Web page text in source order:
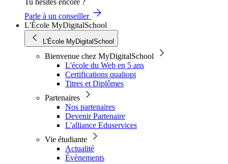
Tu hésites encore ?
Parle à un conseiller
L'École MyDigitalSchool
L'École MyDigitalSchool
Bienvenue chez MyDigitalSchool
L'école du Web en 5 ans
Certifications qualiopi
Titres et Diplômes
Partenaires
Nos partenaires
Devenir Partenaire
L'alliance Eduservices
Vie étudiante
Actualité
Évènements